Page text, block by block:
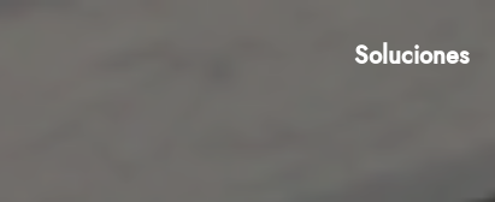
Soluciones